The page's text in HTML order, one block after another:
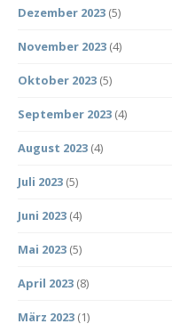
Dezember 2023 (5)
November 2023 (4)
Oktober 2023 (5)
September 2023 (4)
August 2023 (4)
Juli 2023 (5)
Juni 2023 (4)
Mai 2023 (5)
April 2023 (8)
März 2023 (1)